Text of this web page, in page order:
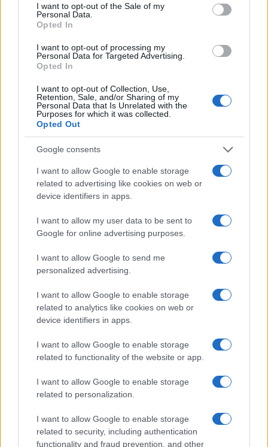
I want to opt-out of the Sale of my
Personal Data.
Opted In
I want to opt-out of processing my
Personal Data for Targeted Advertising.
Opted In
I want to opt-out of Collection, Use,
Retention, Sale, and/or Sharing of my
Personal Data that Is Unrelated with the
Purposes for which it was collected.
Opted Out
Google consents
I want to allow Google to enable storage
related to advertising like cookies on web or
device identifiers in apps.
I want to allow my user data to be sent to
Google for online advertising purposes.
I want to allow Google to send me
personalized advertising.
I want to allow Google to enable storage
related to analytics like cookies on web or
device identifiers in apps.
I want to allow Google to enable storage
related to functionality of the website or app.
I want to allow Google to enable storage
related to personalization.
I want to allow Google to enable storage
related to security, including authentication
functionality and fraud prevention, and other
Nicolaporro.it è anche su Whatsapp. È
sufficientecliccare quiper iscriversi al canale ed
essere sempre aggiornati (gratis).
#BRUNO VESPA
Leggi i commenti
SEDUTE SATIRICHE
Vai all'archivio delle vignette
Caro Porro, abbiamo davvero